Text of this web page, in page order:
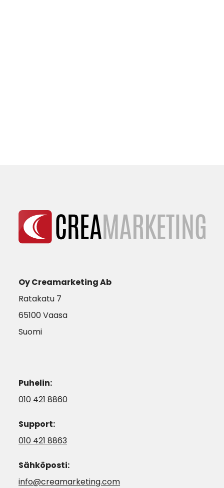
Oy Creamarketing Ab
Ratakatu 7
65100 Vaasa
Suomi
Puhelin:
010 421 8860
Support:
010 421 8863
Sähköposti:
info@creamarketing.com